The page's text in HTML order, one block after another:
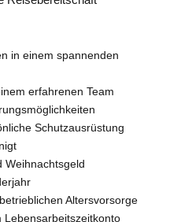
in einem spannenden
erfahrenen Team
Schutzausrüstung
Weihnachtsgeld
Altersvorsorge
Lebensarbeitszeitkonto